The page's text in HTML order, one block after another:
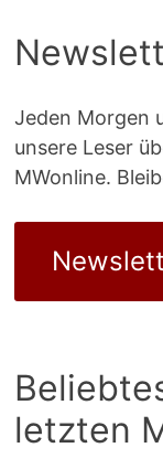
Jeden Morgen
unsere Leser
MWonline.
letzten